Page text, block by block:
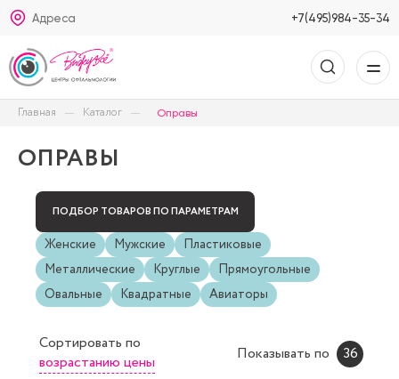
Адреса +7(495)984-35-34
Главная Каталог Оправы
ОПРАВЫ
ПОДБОР ТОВАРОВ ПО ПАРАМЕТРАМ
Женские Мужские
Пластиковые
Металлические
Круглые
Прямоугольные
Овальные
Квадратные Авиаторы
Сортировать по
возрастанию цены
Показывать по 36